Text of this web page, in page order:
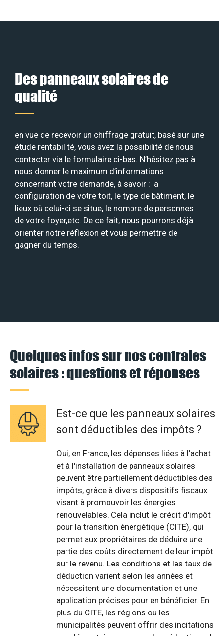
Des panneaux solaires de
qualité
en vue de recevoir un chiffrage gratuit, basé sur une
étude rentabilité, vous avez la possibilité de nous
contacter via le formulaire ci-bas. N’hésitez pas à
nous donner le maximum d’informations
concernant votre demande, à savoir : la
configuration de votre toit, le type de bâtiment, le
lieux où celui-ci se situe, le nombre de personnes
de votre foyer,etc. De ce fait, nous pourrons déjà
orienter notre réflexion et vous permettre de
gagner du temps.
Quelques infos sur nos centrales
solaires : questions et réponses
Est-ce que les panneaux solaires
sont déductibles des impôts ?
Oui, en France, les dépenses liées à l'achat
et à l'installation de panneaux solaires
peuvent être partiellement déductibles des
impôts, grâce à divers dispositifs fiscaux
visant à promouvoir les énergies
renouvelables. Cela inclut le crédit d'impôt
pour la transition énergétique (CITE), qui
permet aux propriétaires de déduire une
partie des coûts directement de leur impôt
sur le revenu. Les conditions et les taux de
déduction varient selon les années et
nécessitent une documentation et une
application précises pour en bénéficier. En
plus du CITE, les régions ou les
municipalités peuvent offrir des incitations